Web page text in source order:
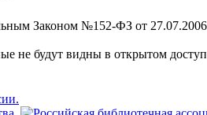
Законом №152-ФЗ от
не будут видны в открытом